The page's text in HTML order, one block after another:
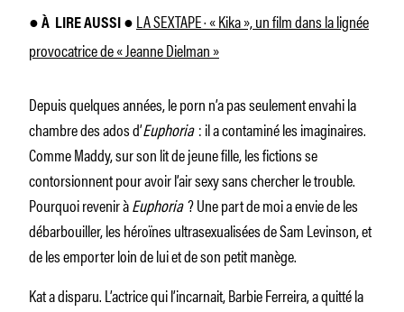
● À LIRE AUSSI ● LA SEXTAPE · « Kika », un film dans la lignée
provocatrice de « Jeanne Dielman »
Depuis quelques années, le porn n’a pas seulement envahi la
chambre des ados d’Euphoria: il a contaminé les imaginaires.
Comme Maddy, sur son lit de jeune fille, les fictions se
contorsionnent pour avoir l’air sexy sans chercher le trouble.
Pourquoi revenir àEuphoria? Une part de moi a envie de les
débarbouiller, les héroïnes ultrasexualisées de Sam Levinson, et
de les emporter loin de lui et de son petit manège.
Kat a disparu. L’actrice qui l’incarnait, Barbie Ferreira, a quitté la